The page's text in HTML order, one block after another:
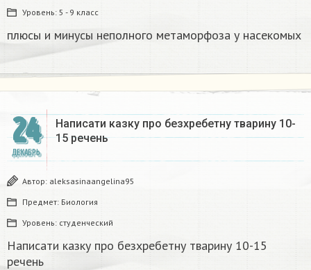
Уровень: 5 - 9 класс
плюсы и минусы неполного метаморфоза у насекомых​
24
ДЕКАБРЬ
Написати казку про безхребетну тварину 10-
15 речень​
Автор: aleksasinaangelina95
Предмет: Биология
Уровень: студенческий
Написати казку про безхребетну тварину 10-15
речень​